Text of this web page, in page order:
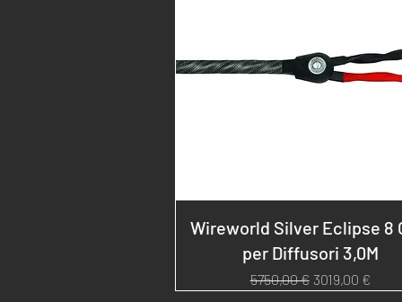
Wireworld Silver Eclipse 8
per Diffusori 3,0M
Prezzo regolare
5750,00 € Prezzo
3019,00 €